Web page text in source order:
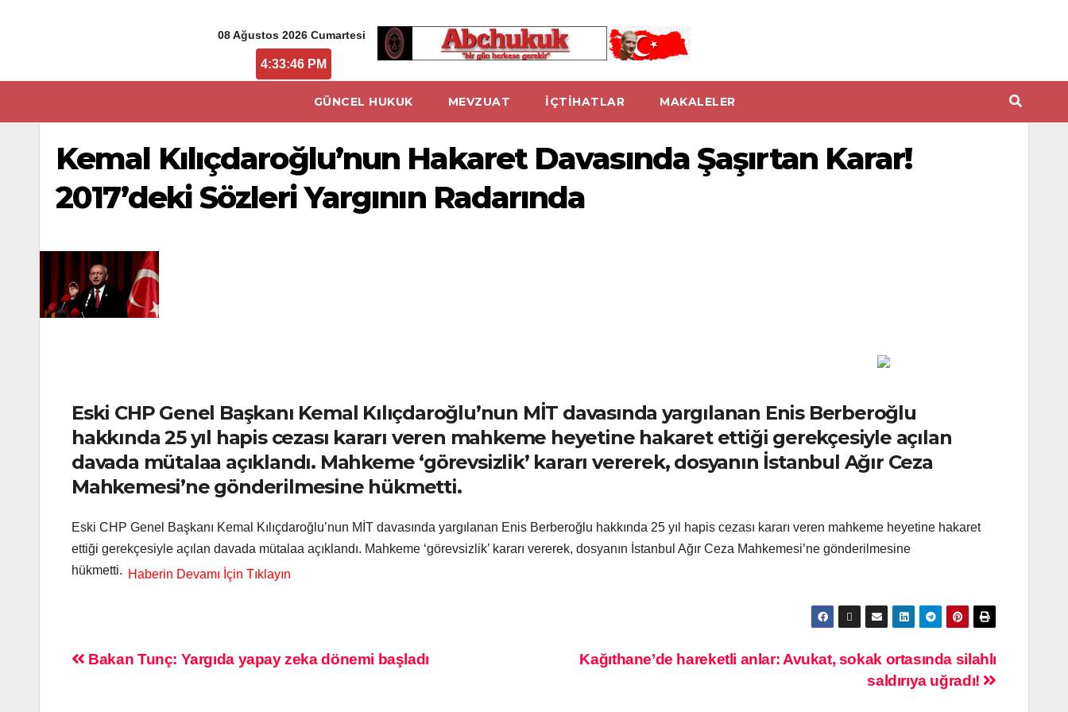
08 Ağustos 2026 Cumartesi
4:33:46 PM
GÜNCEL HUKUK MEVZUAT İÇTİHATLAR MAKALELER
Kemal Kılıçdaroğlu’nun Hakaret Davasında Şaşırtan Karar!
2017’deki Sözleri Yargının Radarında
Eski CHP Genel Başkanı Kemal Kılıçdaroğlu’nun MİT davasında yargılanan Enis Berberoğlu
hakkında 25 yıl hapis cezası kararı veren mahkeme heyetine hakaret ettiği gerekçesiyle açılan
davada mütalaa açıklandı. Mahkeme ‘görevsizlik’ kararı vererek, dosyanın İstanbul Ağır Ceza
Mahkemesi’ne gönderilmesine hükmetti.
Eski CHP Genel Başkanı Kemal Kılıçdaroğlu’nun MİT davasında yargılanan Enis Berberoğlu hakkında 25 yıl hapis cezası kararı veren mahkeme heyetine hakaret
ettiği gerekçesiyle açılan davada mütalaa açıklandı. Mahkeme ‘görevsizlik’ kararı vererek, dosyanın İstanbul Ağır Ceza Mahkemesi’ne gönderilmesine
hükmetti.
Kağıthane’de hareketli anlar: Avukat, sokak ortasında silahlı
saldırıya uğradı!
Bakan Tunç: Yargıda yapay zeka dönemi başladı